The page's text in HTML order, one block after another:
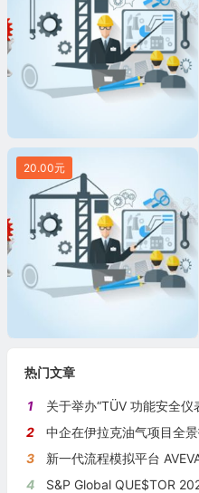
20.00元
热门文章
1
关于举办“TÜV 功能安全仪
2
中企在伊拉克油气项目全景扫描
3
新一代流程模拟平台 AVEVA
4
S&P Global QUE$TOR 2025